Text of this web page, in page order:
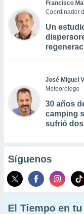
Francisco
Coordinador
Un
José Miguel
Meteorólogo
30 años
camping
sufrió
Síguenos
El Tiempo en tu